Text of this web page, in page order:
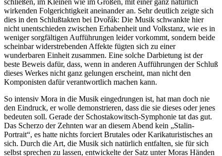
schließen, im Kleinen wie im Großen, mit einer ganz natürlich
wirkenden Folgerichtigkeit aneinander an. Sehr deutlich zeigte sich
dies in den Schlußtakten bei Dvořák: Die Musik schwankte hier
nicht unentschieden zwischen Erhabenheit und Volkstanz, wie es in
weniger sorgfältigen Aufführungen leider vorkommt, sondern beide
scheinbar widerstrebenden Affekte fügten sich zu einer
wunderbaren Einheit zusammen. Eine solche Darbietung ist der
beste Beweis dafür, dass, wenn in anderen Aufführungen der Schluß
dieses Werkes nicht ganz gelungen erscheint, man nicht den
Komponisten dafür verantwortlich machen kann.
So intensiv Mora in die Musik eingedrungen ist, hat man doch nie
den Eindruck, er wolle demonstrieren, dass die sie dieses oder jenes
bedeuten soll. Gerade der Schostakowitsch-Symphonie tat das gut.
Das Scherzo der Zehnten war an diesem Abend kein „Stalin-
Portrait“, es hatte nichts forciert Brutales oder Karikaturistisches an
sich. Durch die Art, die Musik sich natürlich entfalten, sie für sich
selbst sprechen zu lassen, entwickelte der Satz unter Moras Händen